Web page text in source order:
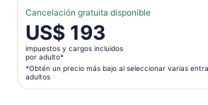
Cancelación gratuita disponible
El
precio
es
de
US$ 193.
US$ 193
impuestos y cargos incluidos
por adulto*
*Obtén un precio más bajo al seleccionar varias
adultos